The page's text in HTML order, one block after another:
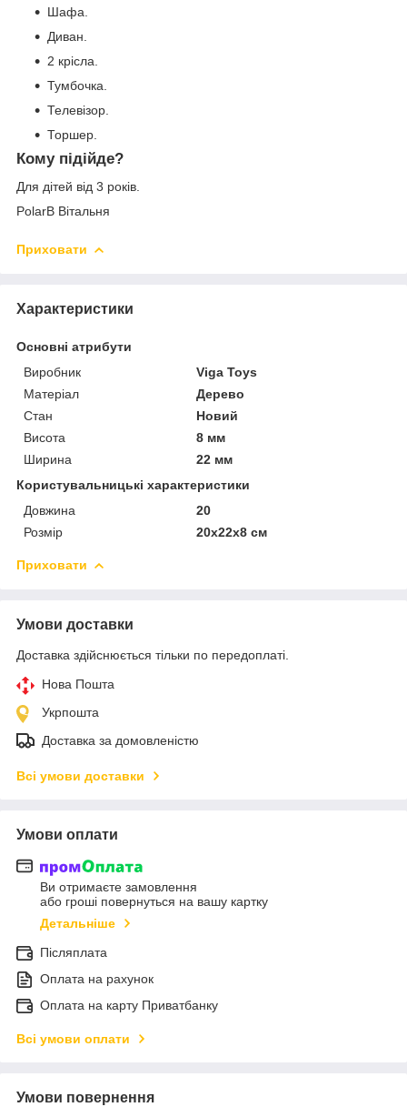
Шафа.
Диван.
2 крісла.
Тумбочка.
Телевізор.
Торшер.
Кому підійде?
Для дітей від 3 років.
PolarB Вітальня
Приховати
Характеристики
Основні атрибути
Виробник
Viga Toys
Матеріал
Дерево
Стан
Новий
Висота
8 мм
Ширина
22 мм
Користувальницькі характеристики
Довжина
20
Розмір
20x22x8 см
Приховати
Умови доставки
Доставка здійснюється тільки по передоплаті.
Нова Пошта
Укрпошта
Доставка за домовленістю
Всі умови доставки
Умови оплати
Ви отримаєте замовлення
або гроші повернуться на вашу картку
Детальніше
Післяплата
Оплата на рахунок
Оплата на карту Приватбанку
Всі умови оплати
Умови повернення